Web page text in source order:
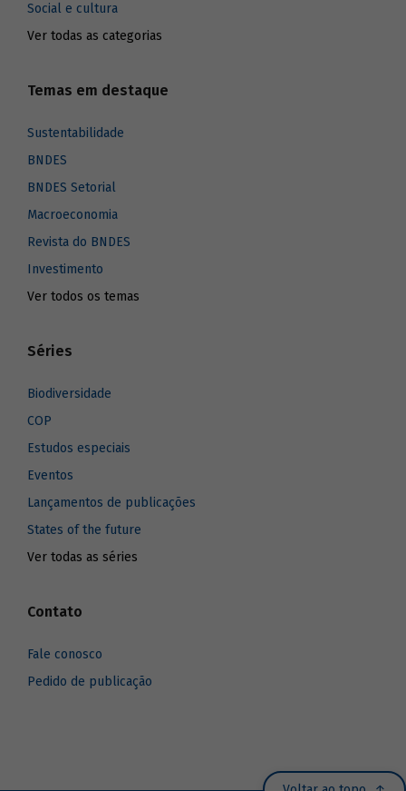
Social e cultura
Ver todas as categorias
Temas em destaque
Sustentabilidade
BNDES
BNDES Setorial
Macroeconomia
Revista do BNDES
Investimento
Ver todos os temas
Séries
Biodiversidade
COP
Estudos especiais
Eventos
Lançamentos de publicações
States of the future
Ver todas as séries
Contato
Fale conosco
Pedido de publicação